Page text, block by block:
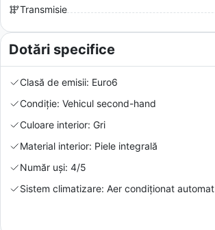
Transmisie
Dotări specifice
Clasă de emisii: Euro6
Condiție: Vehicul second-hand
Culoare interior: Gri
Material interior: Piele integrală
Număr uși: 4/5
Sistem climatizare: Aer condiționat automat